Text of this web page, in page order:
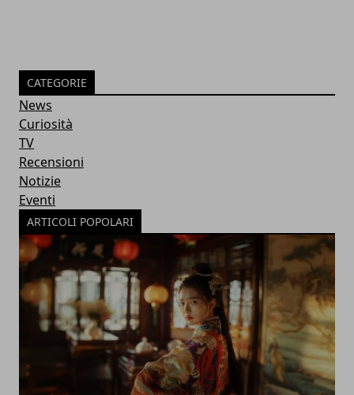
CATEGORIE
News
Curiosità
TV
Recensioni
Notizie
Eventi
ARTICOLI POPOLARI